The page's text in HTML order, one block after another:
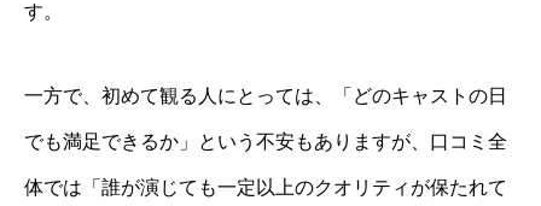
す。
一方で、初めて観る人にとっては、「どのキャストの日
でも満足できるか」という不安もありますが、口コミ全
体では「誰が演じても一定以上のクオリティが保たれて